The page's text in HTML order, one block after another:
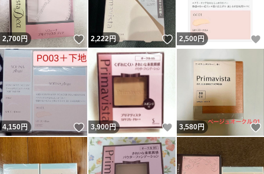
2,700円 いいね！
2,222円 いいね！
2,500円
4,150円 いいね！
3,900円 いいね！
3,580円